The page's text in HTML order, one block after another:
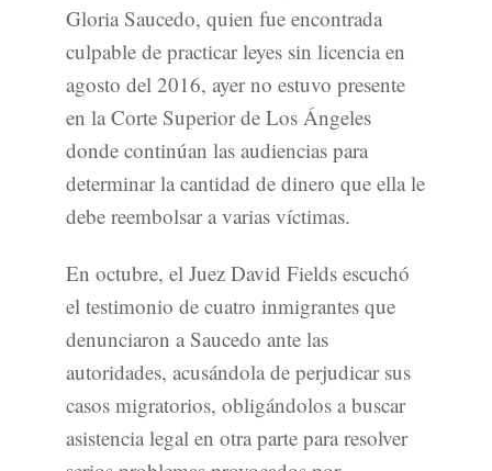
Gloria Saucedo, quien fue encontrada
culpable de practicar leyes sin licencia en
agosto del 2016, ayer no estuvo presente
en la Corte Superior de Los Ángeles
donde continúan las audiencias para
determinar la cantidad de dinero que ella le
debe reembolsar a varias víctimas.
En octubre, el Juez David Fields escuchó
el testimonio de cuatro inmigrantes que
denunciaron a Saucedo ante las
autoridades, acusándola de perjudicar sus
casos migratorios, obligándolos a buscar
asistencia legal en otra parte para resolver